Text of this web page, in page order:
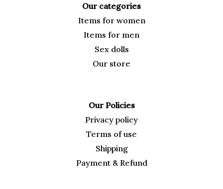
Our categories
Items for women
Items for men
Sex dolls
Our store
Our Policies
Privacy policy
Terms of use
Shipping
Payment & Refund